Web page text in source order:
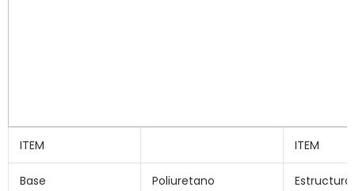
ITEM ITEM
Base Poliuretano